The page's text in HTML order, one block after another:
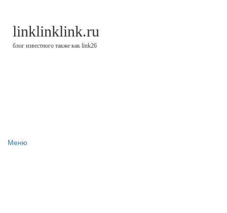
linklinklink.ru
блог известного также как link26
Меню